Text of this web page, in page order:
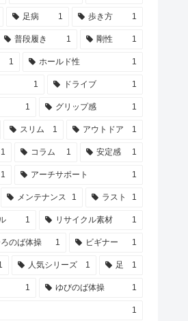
足病 1 歩き方 1
普段履き 1 剛性 1
1 ホールド性 1
1 ドライブ 1
1 グリップ感 1
スリム 1 アウトドア 1
1 コラム 1 安定感 1
1 アーチサポート 1
メンテナンス 1 ラスト 1
1 リサイクル素材 1
のば体操 1 ビギナー 1
人気シリーズ 1 足 1
1 ゆびのば体操 1
1